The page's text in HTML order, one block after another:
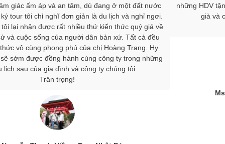
những HDV tận tâm, không ngại khó, ngại khổ đã chiều lòng người
già và chăm sóc mọi người trong đoàn rất chu đáo.
Trân trọng,